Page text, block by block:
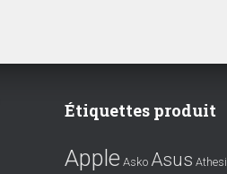
Étiquettes produit
Apple Asko Asus Athesi